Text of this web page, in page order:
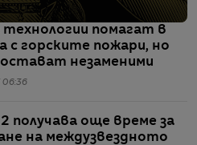
помагат в
с горските пожари, но
незаменими
06:36
получава още време за
на междузвездното